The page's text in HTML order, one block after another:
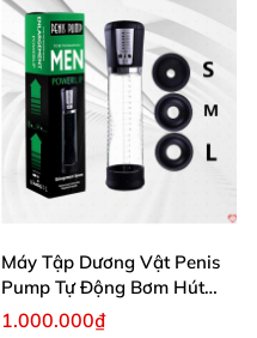
Máy Tập Dương Vật Penis
Pump Tự Động Bơm Hút
Kích Thước Lớn
1.000.000₫